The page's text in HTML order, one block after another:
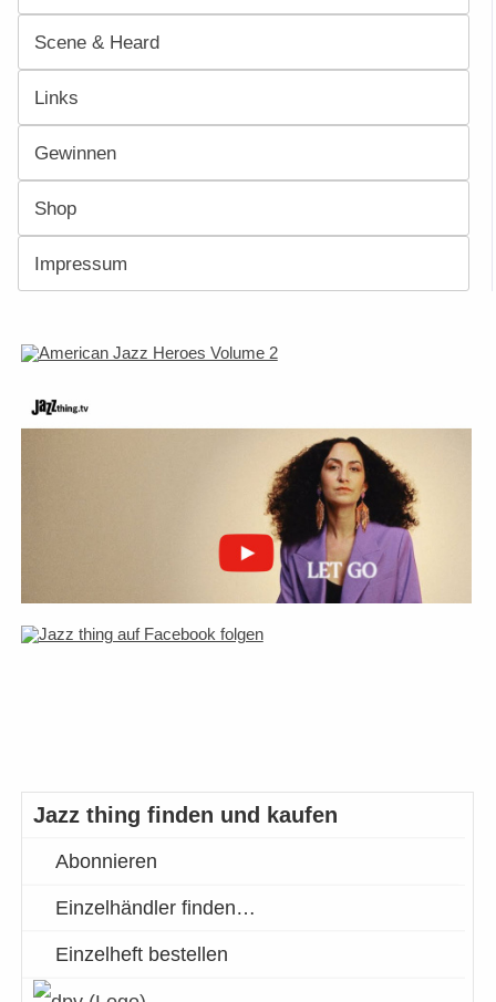
Scene & Heard
Links
Gewinnen
Shop
Impressum
Jazz thing finden und kaufen
Abonnieren
Einzelhändler finden…
Einzelheft bestellen